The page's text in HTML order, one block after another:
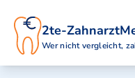
2te-
Wer nicht vergleicht,